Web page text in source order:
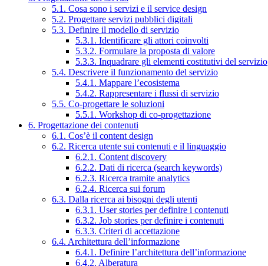
5.1. Cosa sono i servizi e il service design
5.2. Progettare servizi pubblici digitali
5.3. Definire il modello di servizio
5.3.1. Identificare gli attori coinvolti
5.3.2. Formulare la proposta di valore
5.3.3. Inquadrare gli elementi costitutivi del servizio
5.4. Descrivere il funzionamento del servizio
5.4.1. Mappare l’ecosistema
5.4.2. Rappresentare i flussi di servizio
5.5. Co-progettare le soluzioni
5.5.1. Workshop di co-progettazione
6. Progettazione dei contenuti
6.1. Cos’è il content design
6.2. Ricerca utente sui contenuti e il linguaggio
6.2.1. Content discovery
6.2.2. Dati di ricerca (search keywords)
6.2.3. Ricerca tramite analytics
6.2.4. Ricerca sui forum
6.3. Dalla ricerca ai bisogni degli utenti
6.3.1. User stories per definire i contenuti
6.3.2. Job stories per definire i contenuti
6.3.3. Criteri di accettazione
6.4. Architettura dell’informazione
6.4.1. Definire l’architettura dell’informazione
6.4.2. Alberatura